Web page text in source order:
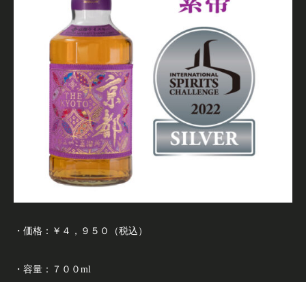
・価格：￥４，９５０（税込）
・容量：７００ml